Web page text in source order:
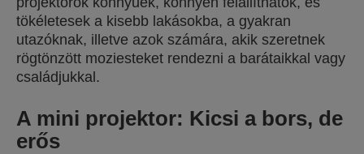
tökéletesek a kisebb lakásokba, a gyakran
utazóknak, illetve azok számára, akik szeretnek
rögtönzött moziesteket rendezni a barátaikkal vagy
családjukkal.
A mini projektor: Kicsi a bors, de
erős